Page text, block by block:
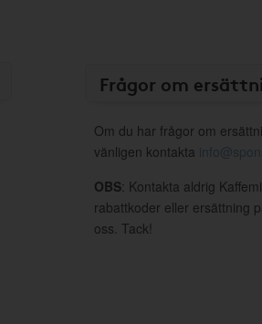
Frågor om
Om du har frågor om
vänligen kontakta
OBS: Kontakta aldrig
rabattkoder eller ersättning
oss. Tack!